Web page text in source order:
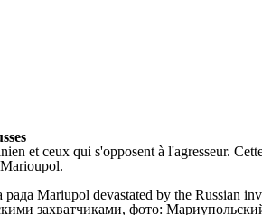
et ceux qui s'opposent à l'agresseur.